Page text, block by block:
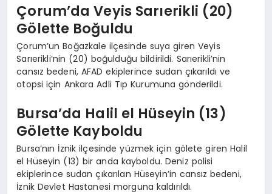
Çorum’da Veyis Sarıerikli (20)
Gölette Boğuldu
Çorum’un Boğazkale ilçesinde suya giren Veyis
Sarıerikli’nin (20) boğulduğu bildirildi. Sarıerikli’nin
cansız bedeni, AFAD ekiplerince sudan çıkarıldı ve
otopsi için Ankara Adli Tıp Kurumuna gönderildi.
Bursa’da Halil el Hüseyin (13)
Gölette Kayboldu
Bursa’nın İznik ilçesinde yüzmek için gölete giren Halil
el Hüseyin (13) bir anda kayboldu. Deniz polisi
ekiplerince sudan çıkarılan Hüseyin’in cansız bedeni,
İznik Devlet Hastanesi morguna kaldırıldı.